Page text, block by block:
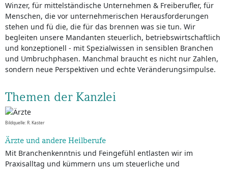
Winzer, für mittelständische Unternehmen & Freiberufler, für
Menschen, die vor unternehmerischen Herausforderungen
stehen und fü die, die für das brennen was sie tun. Wir
begleiten unsere Mandanten steuerlich, betriebswirtschaftlich
und konzeptionell - mit Spezialwissen in sensiblen Branchen
und Umbruchphasen. Manchmal braucht es nicht nur Zahlen,
sondern neue Perspektiven und echte Veränderungsimpulse.
Themen der Kanzlei
Bildquelle: R. Kaster
Ärzte und andere Heilberufe
Mit Branchenkenntnis und Feingefühl entlasten wir im
Praxisalltag und kümmern uns um steuerliche und